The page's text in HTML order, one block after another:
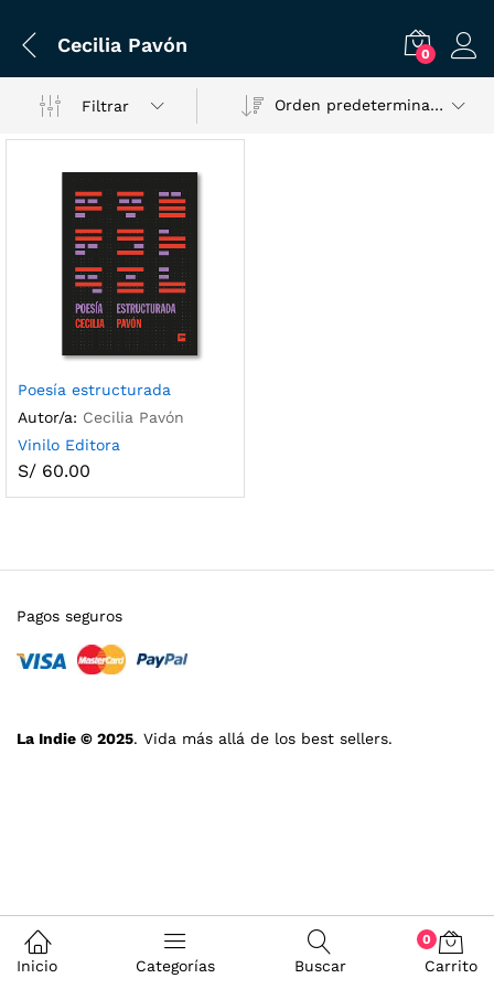
Cecilia Pavón 0
Filtrar Orden predeterminado
Poesía estructurada
Autor/a: Cecilia Pavón
Vinilo Editora
S/ 60.00
La Indie © 2025. Vida más allá de los best sellers.
Pagos seguros
Inicio Categorías Buscar
0
Carrito